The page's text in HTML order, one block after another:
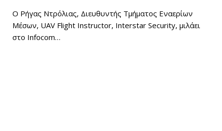
O Ρήγας Ντρόλιας, Διευθυντής Τμήματος Εναερίων
Μέσων, UAV Flight Instructor, Interstar Security, μιλάει
στο Infocom…